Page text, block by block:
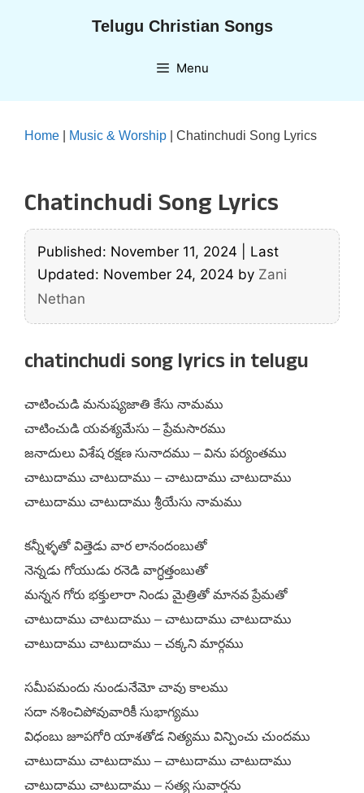
Telugu Christian Songs
Menu
Home Music & Worship Chatinchudi Song Lyrics
Chatinchudi Song Lyrics
Published: November 11, 2024
Last
Updated: November 24, 2024 by Zani
Nethan
chatinchudi song lyrics in telugu
చాటించుడి మనుష్యజాతి కేసు నామము
చాటించుడి యవశ్యమేసు – ప్రేమసారము
జనాదులు విశేష రక్షణ సునాదము – విను పర్యంతము
చాటుదాము చాటుదాము – చాటుదాము చాటుదాము
చాటుదాము చాటుదాము శ్రీయేసు నామము
కన్నీళ్ళతో విత్తెడు వార లానందంబుతో
నెన్నడు గోయుడు రనెడి వాగ్ధత్తంబుతో
మన్నన గోరు భక్తులారా నిండు మైత్రితో మానవ ప్రేమతో
చాటుదాము చాటుదాము – చాటుదాము చాటుదాము
చాటుదాము చాటుదాము – చక్కని మార్గము
సమీపమందు నుండునేమో చావు కాలము
సదా నశించిపోవువారికీ సుభాగ్యము
విధంబు జూపగోరి యాశతోడ నిత్యము విన్పించు చుందము
చాటుదాము చాటుదాము – చాటుదాము చాటుదాము
చాటుదాము చాటుదాము – సత్య సువార్తను